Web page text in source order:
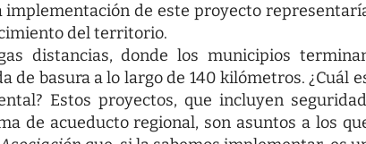
implementación de este proyecto
del territorio.
distancias, donde los municipios
basura a lo largo de 140 kilómetros. ¿Cuál
Estos proyectos, que incluyen
de acueducto regional, son asuntos a los